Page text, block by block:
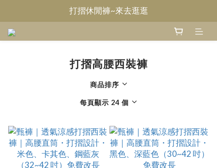
Welcome~甄褲
無摺休閒褲~來去逛逛
Welcome~甄褲
打摺高腰西裝褲
商品排序
每頁顯示 24 個